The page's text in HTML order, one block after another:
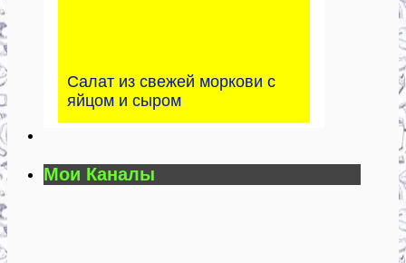
Салат из свежей моркови с
яйцом и сыром
Мои Каналы